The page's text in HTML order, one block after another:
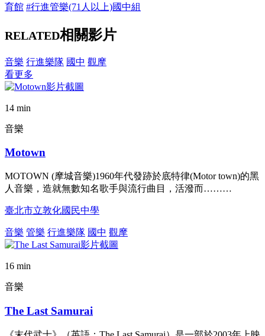
育館 #行進管樂(71人以上)國中組
RELATED相關影片
音樂 行進樂隊 國中 觀摩
看更多
14 min
音樂
Motown
MOTOWN (摩城音樂)1960年代發跡於底特律(Motor town)的黑
人音樂，造就無數知名歌手與流行曲目，活潑而………
臺北市立敦化國民中學
音樂 管樂 行進樂隊 國中 觀摩
16 min
音樂
The Last Samurai